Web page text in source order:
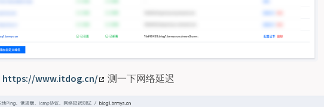
https://www.itdog.cn/ 测一下网络延迟